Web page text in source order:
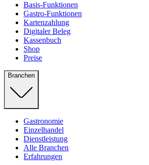
Basis-Funktionen
Gastro-Funktionen
Kartenzahlung
Digitaler Beleg
Kassenbuch
Shop
Preise
Branchen
Gastronomie
Einzelhandel
Dienstleistung
Alle Branchen
Erfahrungen